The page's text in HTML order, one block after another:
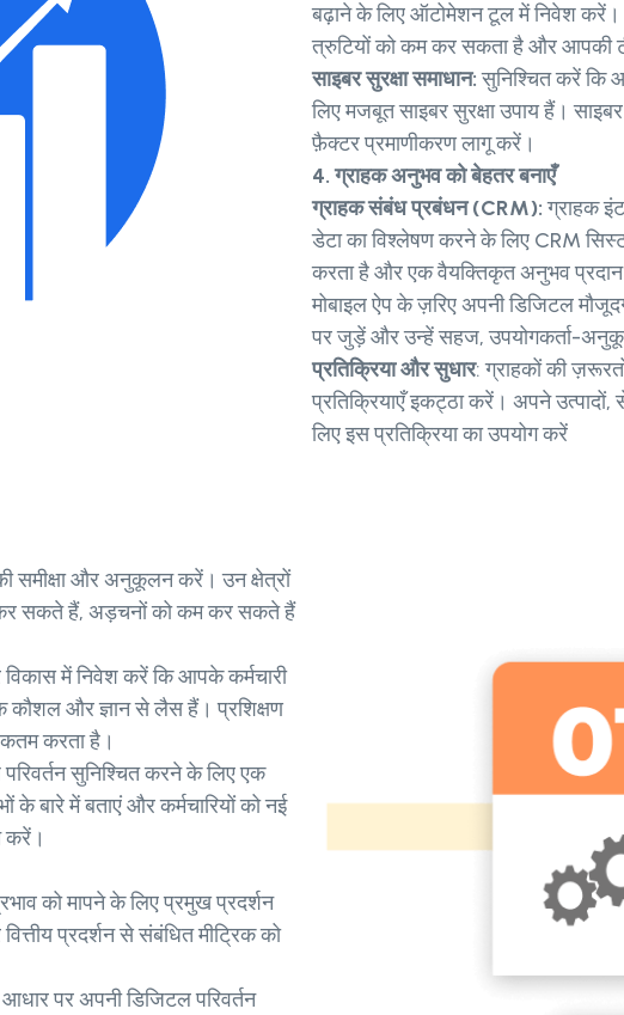
बढ़ाने के लिए ऑटोमेशन टूल में निवेश करें।
त्रुटियों को कम कर सकता है और आपकी
साइबर सुरक्षा समाधान:सुनिश्चित करें कि
लिए मजबूत साइबर सुरक्षा उपाय हैं।
फ़ैक्टर प्रमाणीकरण लागू करें।
4. ग्राहक अनुभव को बेहतर बनाएँ
ग्राहक संबंध प्रबंधन (CRM):ग्राहक
डेटा का विश्लेषण करने के लिए CRM
करता है और एक वैयक्तिकृत अनुभव
मोबाइल ऐप के ज़रिए अपनी डिजिटल
पर जुड़ें और उन्हें सहज, उपयोगकर्ता-
प्रतिक्रिया और सुधार: ग्राहकों की
प्रतिक्रियाएँ इकट्ठा करें। अपने
लिए इस प्रतिक्रिया का उपयोग करें
समीक्षा और अनुकूलन करें। उन क्षेत्रों
सकते हैं, अड़चनों को कम कर सकते हैं
में निवेश करें कि आपके कर्मचारी
कौशल और ज्ञान से लैस हैं। प्रशिक्षण
करता है।
सुनिश्चित करने के लिए एक
के बारे में बताएं और कर्मचारियों को नई
करें।
को मापने के लिए प्रमुख प्रदर्शन
प्रदर्शन से संबंधित मीट्रिक को
पर अपनी डिजिटल परिवर्तन